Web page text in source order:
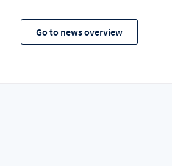
Go to news overview